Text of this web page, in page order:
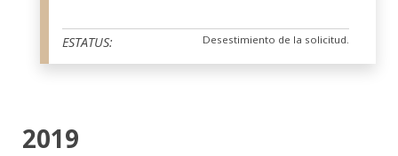
ESTATUS: Desestimiento de la solicitud.
2019